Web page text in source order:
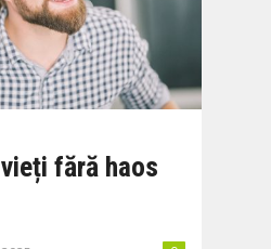
fără haos